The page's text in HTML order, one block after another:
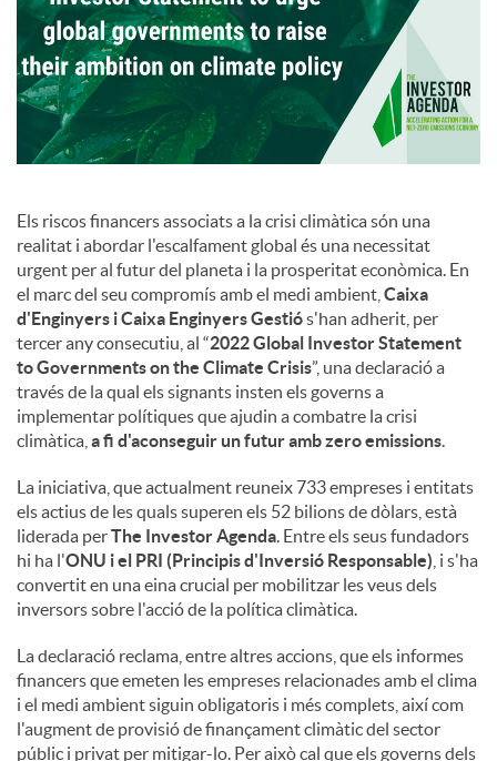
Els riscos financers associats a la crisi climàtica són una
realitat i abordar l'escalfament global és una necessitat
urgent per al futur del planeta i la prosperitat econòmica. En
el marc del seu compromís amb el medi ambient, Caixa
d'Enginyers i Caixa Enginyers Gestiós'han adherit, per
tercer any consecutiu, al “2022 Global Investor Statement
to Governments on the Climate Crisis”, una declaració a
través de la qual els signants insten els governs a
implementar polítiques que ajudin a combatre la crisi
climàtica, a fi d'aconseguir un futur amb zero emissions.
La iniciativa, que actualment reuneix 733 empreses i entitats
els actius de les quals superen els 52 bilions de dòlars, està
liderada perThe Investor Agenda. Entre els seus fundadors
hi ha l'ONU i el PRI (Principis d'Inversió Responsable) , i s'ha
convertit en una eina crucial per mobilitzar les veus dels
inversors sobre l'acció de la política climàtica.
La declaració reclama, entre altres accions, que els informes
financers que emeten les empreses relacionades amb el clima
i el medi ambient siguin obligatoris i més complets, així com
l'augment de provisió de finançament climàtic del sector
públic i privat per mitigar-lo. Per això cal que els governs dels